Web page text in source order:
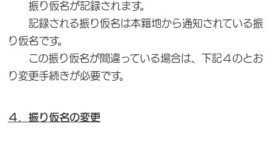
振り仮名が記録されます。
記録される振り仮名は本籍地から通知されている振
り仮名です。
この振り仮名が間違っている場合は、下記４のとお
り変更手続きが必要です。
４．振り仮名の変更